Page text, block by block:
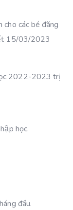
các bé đăng
15/03/2023
2022-2023 trị
học.
đầu.